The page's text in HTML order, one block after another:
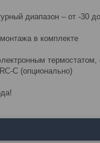
диапазон – от -30
в комплекте
C (опционально)